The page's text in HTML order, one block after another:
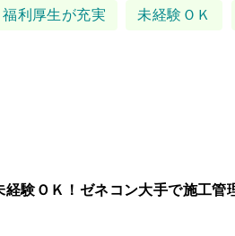
利厚生が充実 未経験ＯＫ
経験ＯＫ！ゼネコン大手で施工管